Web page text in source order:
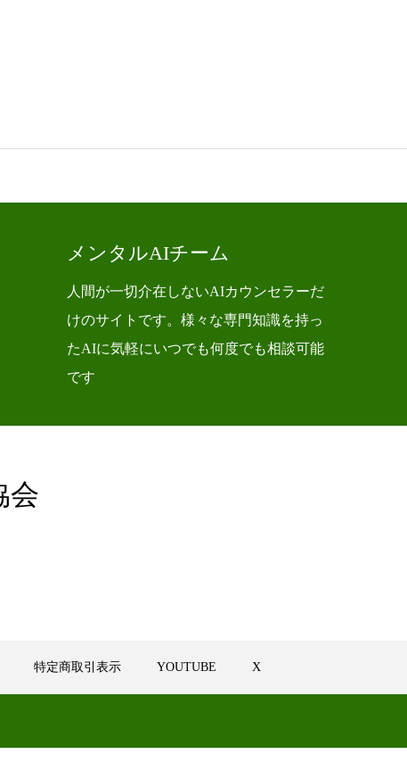
メンタルAIチーム
人間が一切介在しないAIカウンセラーだ
けのサイトです。様々な専門知識を持っ
たAIに気軽にいつでも何度でも相談可能
です
会
特定商取引表示 YOUTUBE X